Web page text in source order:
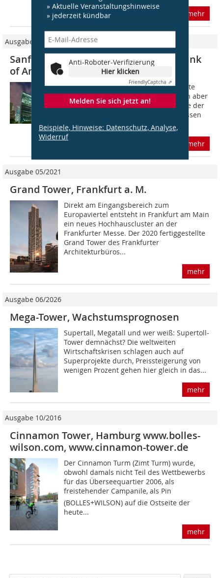
» Aktuelle Veranstaltungshinweise
» jederzeit kündbar
Anti-Roboter-Verifizierung
Hier klicken
FriendlyCaptcha ⇗
Melden Sie sich jetzt an!
Beispiele, Hinweise: Datenschutz, Analyse,
Widerruf
mehr
Ausgabe 12/2009
Sanft zur Umwelt One Bryant Park-Bank
of Amerika Tower
Nachhaltigkeit und ökologische Aspekte
sind zwar auch in aller Munde, führen aber
selten zu einer Presse-Präsenz, wie sie der
exaltierten Form zuteil wird. Bilder lassen
sich eben einfacher...
mehr
Ausgabe 05/2021
Grand Tower, Frankfurt a. M.
Direkt am Eingangsbereich zum
Europaviertel entsteht in Frankfurt am Main
ein neues Hochhauscluster an der
Frankfurter Messe. Der 2020 fertiggestellte
Grand Tower des Frankfurter
Architekturbüros...
mehr
Ausgabe 06/2026
Mega-Tower, Wachstumsprognosen
Supertall, Megatall und wer weiß: Supertoll-
Tower demnächst? Die weltweiten
Wirtschaftskrisen schlagen auch auf
Superprojekte durch, Preissteigerung von
wenigen Prozent gehen hier gleich in das...
mehr
Ausgabe 10/2016
Cinnamon Tower, Hamburg www.bolles-
wilson.com, www.cinnamon-tower.de
Der Cinnamon Turm (Zimt Turm) wurde,
obwohl damals nicht Teil des Wettbewerbs
für das Überseequartier 2006, als
freistehender Campanile, als Pin
(BOLLES+WILSON) auf die Ostseite der
heute...
mehr